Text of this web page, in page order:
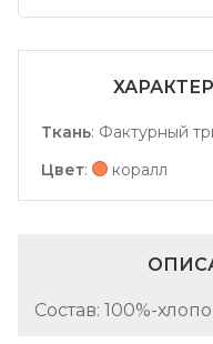
Ткань: Фактурный
Цвет: коралл
Состав: 100%-